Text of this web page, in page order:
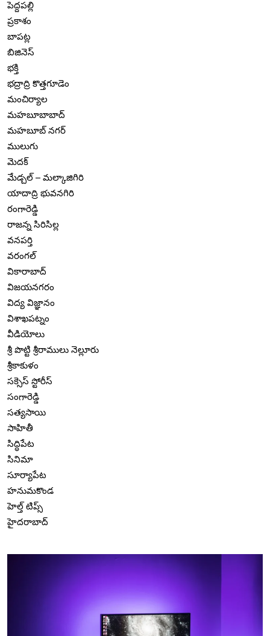
పెద్దపల్లి
ప్రకాశం
బాపట్ల
బిజినెస్
భక్తి
భద్రాద్రి కొత్తగూడెం
మంచిర్యాల
మహబూబాబాద్
మహబూబ్ నగర్
ములుగు
మెదక్
మేడ్చల్ – మల్కాజిగిరి
యాదాద్రి భువనగిరి
రంగారెడ్డి
రాజన్న సిరిసిల్ల
వనపర్తి
వరంగల్
వికారాబాద్
విజయనగరం
విద్య విజ్ఞానం
విశాఖపట్నం
వీడియోలు
శ్రీ పొట్టి శ్రీరాములు నెల్లూరు
శ్రీకాకుళం
సక్సెస్ స్టోరీస్
సంగారెడ్డి
సత్యసాయి
సాహితీ
సిద్ధిపేట
సినిమా
సూర్యాపేట
హనుమకొండ
హెల్త్ టిప్స్
హైదరాబాద్